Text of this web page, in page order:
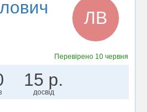
ЛВ
Перевірено 10 червня
15 р.
досвід